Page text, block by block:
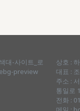
상호 :
대표 :
주소 :
통일로
전화 :